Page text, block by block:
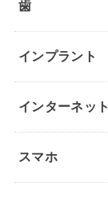
歯
インプラント
インターネット
スマホ